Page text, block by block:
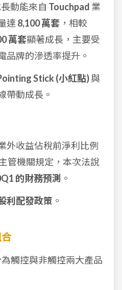
動能來自 Touchpad 業
達 8,100 萬套 ，相較
萬套顯著成長，主要受
品牌的滲透率提升。
Stick (小紅點)與
帶動成長。
外收益佔稅前淨利比例
管機關規定，本次法說
的財務預測 。
利配發政策 。
觸控與非觸控兩大產品